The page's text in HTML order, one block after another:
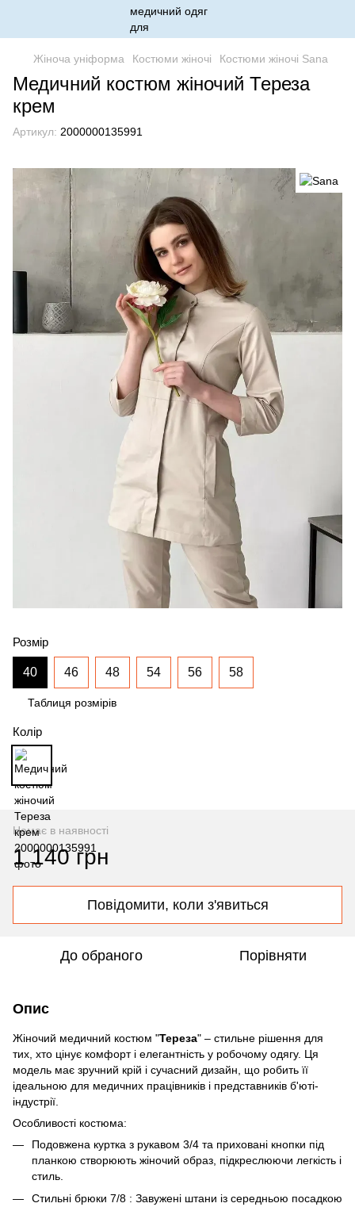
Жіноча уніформа Костюми жіночі Костюми жіночі Sana
Медичний костюм жіночий Тереза
крем
Артикул: 2000000135991
Розмір
40 46 48 54 56 58
Таблиця розмірів
Колір
Немає в наявності
1 140 грн
Повідомити, коли з'явиться
До обраного Порівняти
Опис
Жіночий медичний костюм "Тереза" – стильне рішення для
тих, хто цінує комфорт і елегантність у робочому одягу. Ця
модель має зручний крій і сучасний дизайн, що робить її
ідеальною для медичних працівників і представників б'юті-
індустрії.
Особливості костюма:
Подовжена куртка з рукавом 3/4 та приховані кнопки під
планкою створюють жіночий образ, підкреслюючи легкість і
стиль.
Стильні брюки 7/8 : Завужені штани із середньою посадкою